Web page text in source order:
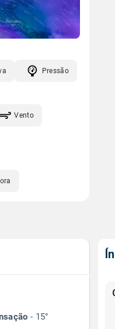
Pressão
Vento
- 15°